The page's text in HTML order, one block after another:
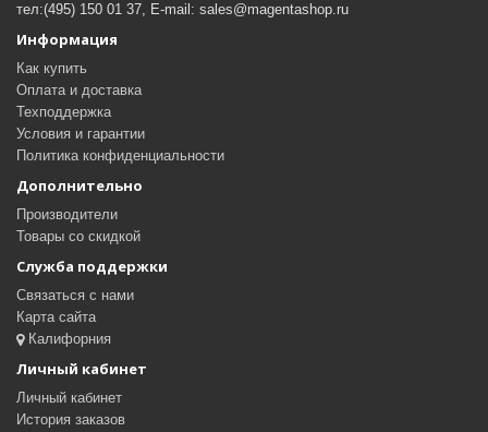
тел:(495) 150 01 37, E-mail: sales@magentashop.ru
Информация
Как купить
Оплата и доставка
Техподдержка
Условия и гарантии
Политика конфиденциальности
Дополнительно
Производители
Товары со скидкой
Служба поддержки
Связаться с нами
Карта сайта
Калифорния
Личный кабинет
Личный кабинет
История заказов